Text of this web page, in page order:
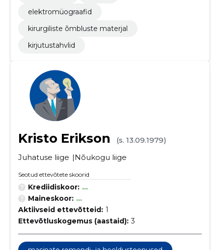
elektromüograafid
kirurgiliste õmbluste materjal
kirjutustahvlid
Kristo Erikson
(s. 13.09.1979)
Juhatuse liige
Nõukogu liige
Seotud ettevõtete skoorid
Krediidiskoor: ...
Maineskoor: ...
Aktiivseid ettevõtteid: 1
Ettevõtluskogemus (aastaid): 3